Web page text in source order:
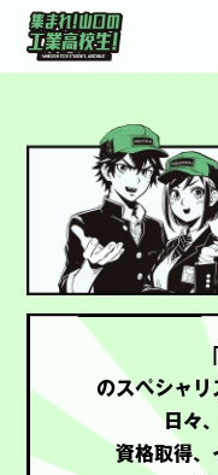
のスペシャリ
日々
資格取得、